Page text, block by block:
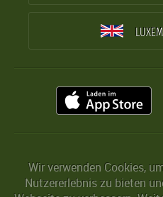
Wir verwenden Cookies,
Nutzererlebnis zu bieten